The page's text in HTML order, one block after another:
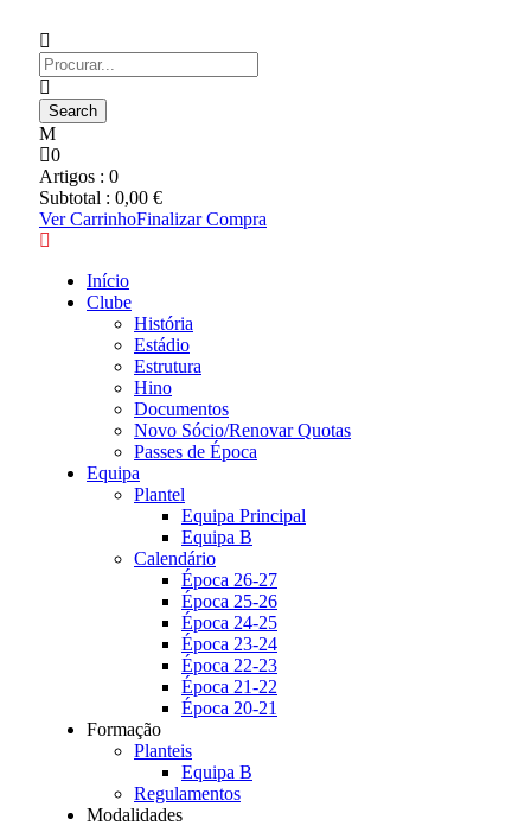
0
Artigos : 0
Subtotal : 0,00 €
Ver CarrinhoFinalizar Compra
Início
Clube
História
Estádio
Estrutura
Hino
Documentos
Novo Sócio/Renovar Quotas
Passes de Época
Equipa
Plantel
Equipa Principal
Equipa B
Calendário
Época 26-27
Época 25-26
Época 24-25
Época 23-24
Época 22-23
Época 21-22
Época 20-21
Formação
Planteis
Equipa B
Regulamentos
Modalidades